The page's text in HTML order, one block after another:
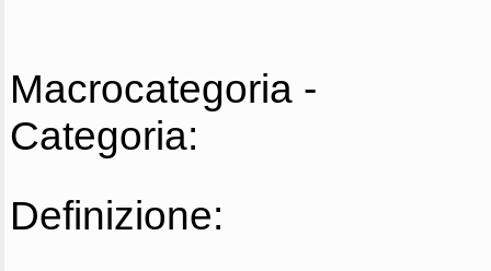
Macrocategoria -
Categoria:
Definizione: